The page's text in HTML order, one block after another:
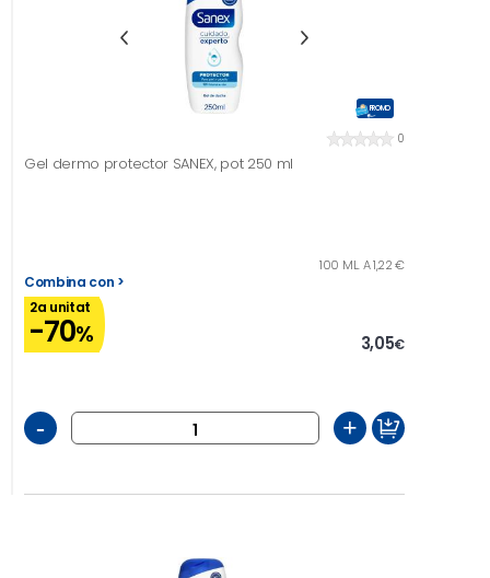
PROMO
0
Gel dermo protector SANEX, pot 250 ml
Combina con >
100 ML. A 1,22 €
2a unitat
-70% 3,05€
- +